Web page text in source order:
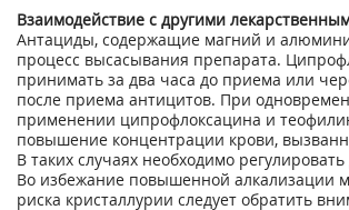
Взаимодействие с другими
Антациды, содержащие магний и
процесс высасывания препарата.
принимать за два часа до приема или
после приема антицитов. При
применении ципрофлоксацина и
повышение концентрации крови,
В таких случаях необходимо
Во избежание повышенной алкализации
риска кристаллурии следует обратить